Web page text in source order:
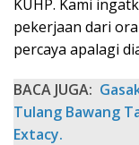
KUHP. Kami
pekerjaan dari
percaya apalagi
BACA JUGA:
Tulang Bawang
Extacy.